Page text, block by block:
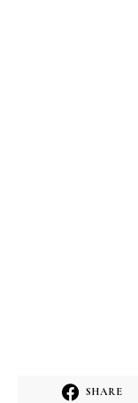
SHARE